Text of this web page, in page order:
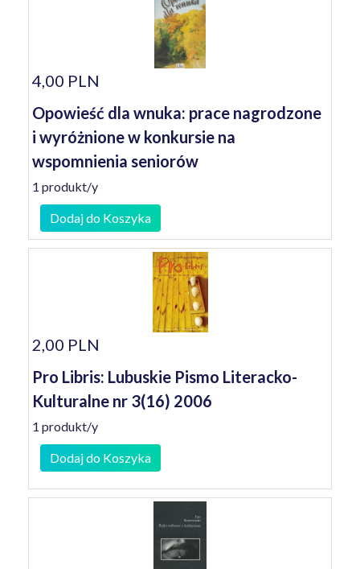
4,00 PLN
Opowieść dla wnuka: prace nagrodzone
i wyróżnione w konkursie na
wspomnienia seniorów
1 produkt/y
Dodaj do Koszyka
2,00 PLN
Pro Libris: Lubuskie Pismo Literacko-
Kulturalne nr 3(16) 2006
1 produkt/y
Dodaj do Koszyka